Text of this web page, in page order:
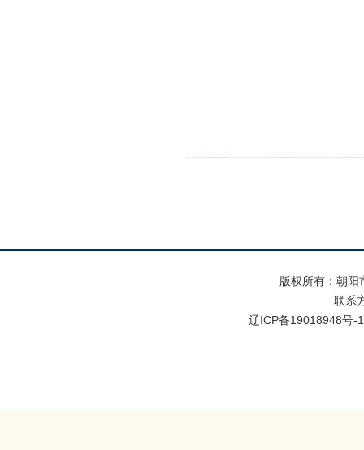
版权所有：朝
联系
辽ICP备19018948号-1